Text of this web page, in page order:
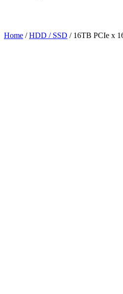
Home /HDD / SSD / 16TB PCIe x